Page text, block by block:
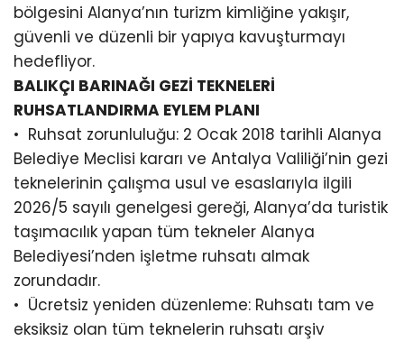
bölgesini Alanya’nın turizm kimliğine yakışır,
güvenli ve düzenli bir yapıya kavuşturmayı
hedefliyor.
BALIKÇI BARINAĞI GEZİ TEKNELERİ
RUHSATLANDIRMA EYLEM PLANI
•⁠ ⁠Ruhsat zorunluluğu: 2 Ocak 2018 tarihli Alanya
Belediye Meclisi kararı ve Antalya Valiliği’nin gezi
teknelerinin çalışma usul ve esaslarıyla ilgili
2026/5 sayılı genelgesi gereği, Alanya’da turistik
taşımacılık yapan tüm tekneler Alanya
Belediyesi’nden işletme ruhsatı almak
zorundadır.
•⁠ ⁠Ücretsiz yeniden düzenleme: Ruhsatı tam ve
eksiksiz olan tüm teknelerin ruhsatı arşiv